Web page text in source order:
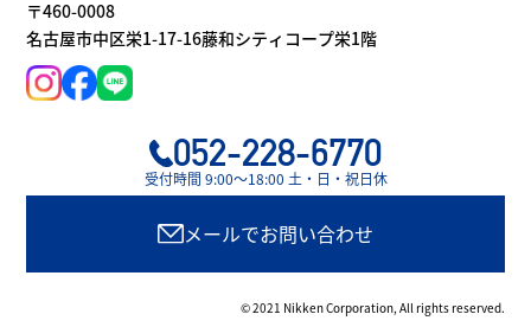
〒460-0008
名古屋市中区栄1-17-16藤和シティコープ栄1階
052-228-6770
受付時間 9:00〜18:00 土・日・祝日休
メールでお問い合わせ
© 2021 Nikken Corporation, All rights reserved.